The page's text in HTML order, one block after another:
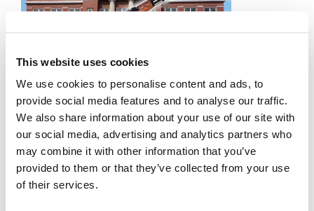
This website uses cookies
We use cookies to personalise content and ads, to
provide social media features and to analyse our traffic.
We also share information about your use of our site with
our social media, advertising and analytics partners who
may combine it with other information that you’ve
provided to them or that they’ve collected from your use
of their services.
WIRD DIE MENSCHHEIT SICH SELBST VERNICHTEN?
23 März 2018 Nachrichtenredaktion
Während regionale und globale Spannungen ansteigen gibt
es eine wachsende Sorge, dass die Menschheit sich selbst